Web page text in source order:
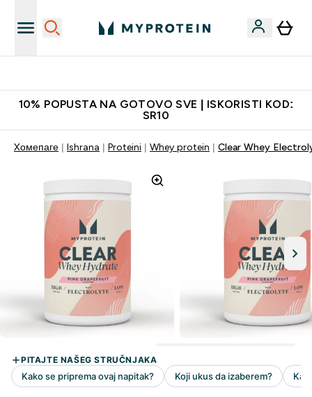
10% POPUSTA NA GOTOVO SVE | ISKORISTI KOD:
SR10
Xомепаге Ishrana Proteini Whey protein Clear Whey